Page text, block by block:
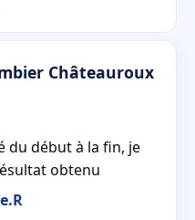
Châteauroux
du début à la fin, je
obtenu